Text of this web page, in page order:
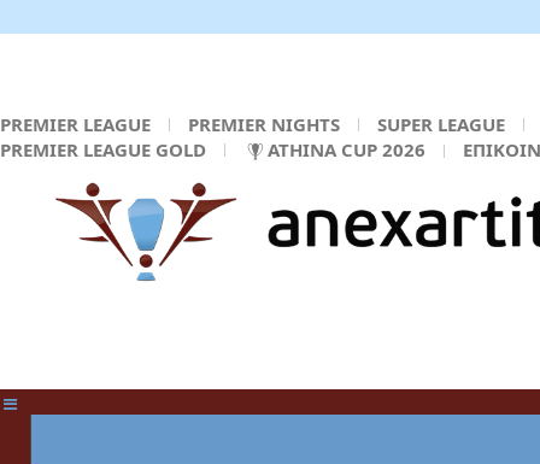
PREMIER LEAGUE PREMIER NIGHTS
SUPER LEAGUE
PREMIER LEAGUE GOLD
ATHINA CUP 2026